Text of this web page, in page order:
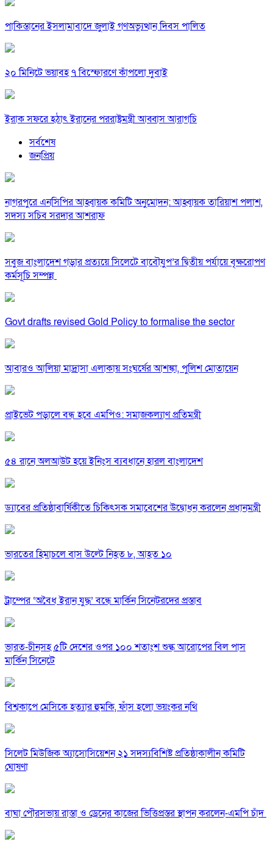
পাকিস্তানের ইসলামাবাদে জুলাই গণঅভ্যুত্থান দিবস পালিত
২০ মিনিটে ভয়াবহ ৭ বিস্ফোরণে কাঁপলো দুবাই
ইরাক সফরে হঠাৎ ইরানের পররাষ্ট্রমন্ত্রী আব্বাস আরাগচি
সর্বশেষ
জনপ্রিয়
নাগরপুরে এনসিপির আহ্বায়ক কমিটি অনুমোদন: আহ্বায়ক তারিয়াশ পলাশ,
সদস্য সচিব সরদার আশরাফ
সবুজ বাংলাদেশ গড়ার প্রত্যয়ে সিলেটে বাবৌযুপ’র দ্বিতীয় পর্যায়ে বৃক্ষরোপণ
কর্মসূচি সম্পন্ন
Govt drafts revised Gold Policy to formalise the sector
আবারও আলিয়া মাদ্রাসা এলাকায় সংঘর্ষের আশঙ্কা, পুলিশ মোতায়েন
প্রাইভেট পড়ালে বন্ধ হবে এমপিও: সমাজকল্যাণ প্রতিমন্ত্রী
৫৪ রানে অলআউট হয়ে ইনিংস ব্যবধানে হারল বাংলাদেশ
ড্যাবের প্রতিষ্ঠাবার্ষিকীতে চিকিৎসক সমাবেশের উদ্বোধন করলেন প্রধানমন্ত্রী
ভারতের হিমাচলে বাস উল্টে নিহত ৮, আহত ১০
ট্রাম্পের ‘অবৈধ ইরান যুদ্ধ’ বন্ধে মার্কিন সিনেটরদের প্রস্তাব
ভারত-চীনসহ ৫টি দেশের ওপর ১০০ শতাংশ শুল্ক আরোপের বিল পাস
মার্কিন সিনেটে
বিশ্বকাপে মেসিকে হত্যার হুমকি, ফাঁস হলো ভয়ংকর নথি
সিলেট মিউজিক অ্যাসোসিয়েশন ২১ সদস্যবিশিষ্ট প্রতিষ্ঠাকালীন কমিটি
ঘোষণা
বাঘা পৌরসভায় রাস্তা ও ড্রেনের কাজের ভিত্তিপ্রস্তর স্থাপন করলেন-এমপি চাঁদ